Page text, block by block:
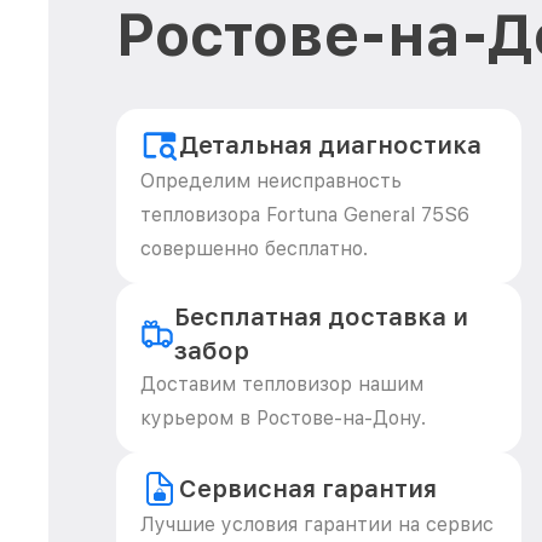
Ростове-на-
Детальная диагностика
Определим неисправность
тепловизора Fortuna General 75S6
совершенно бесплатно.
Бесплатная доставка и
забор
Доставим тепловизор нашим
курьером в Ростове-на-Дону.
Сервисная гарантия
Лучшие условия гарантии на сервис